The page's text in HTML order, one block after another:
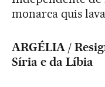
monarca quis
ARGÉLIA /
Síria e da Líbia